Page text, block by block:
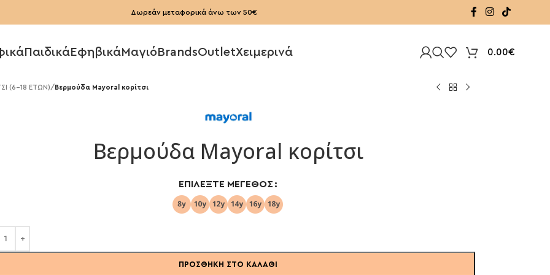
Δωρεάν μεταφορικά άνω των 50€
Παιδικά ΕφηβικάΜαγιό BrandsOutletΧειμερινά 0.00€
(6-18 ΕΤΩΝ)/ Βερμούδα Mayoral κορίτσι
Βερμούδα Mayoral κορίτσι
ΕΠΙΛΈΞΤΕ ΜΈΓΕΘΟΣ
ΠΡΟΣΘΉΚΗ ΣΤΟ ΚΑΛΆΘΙ